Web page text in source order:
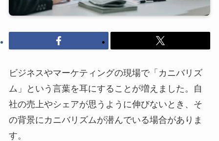
ビジネスやマーケティングの現場で「カニバリズ
ム」という言葉を耳にすることが増えました。自
社の売上やシェアが思うように伸びないとき、そ
の背景にカニバリズムが潜んでいる場合がありま
す。